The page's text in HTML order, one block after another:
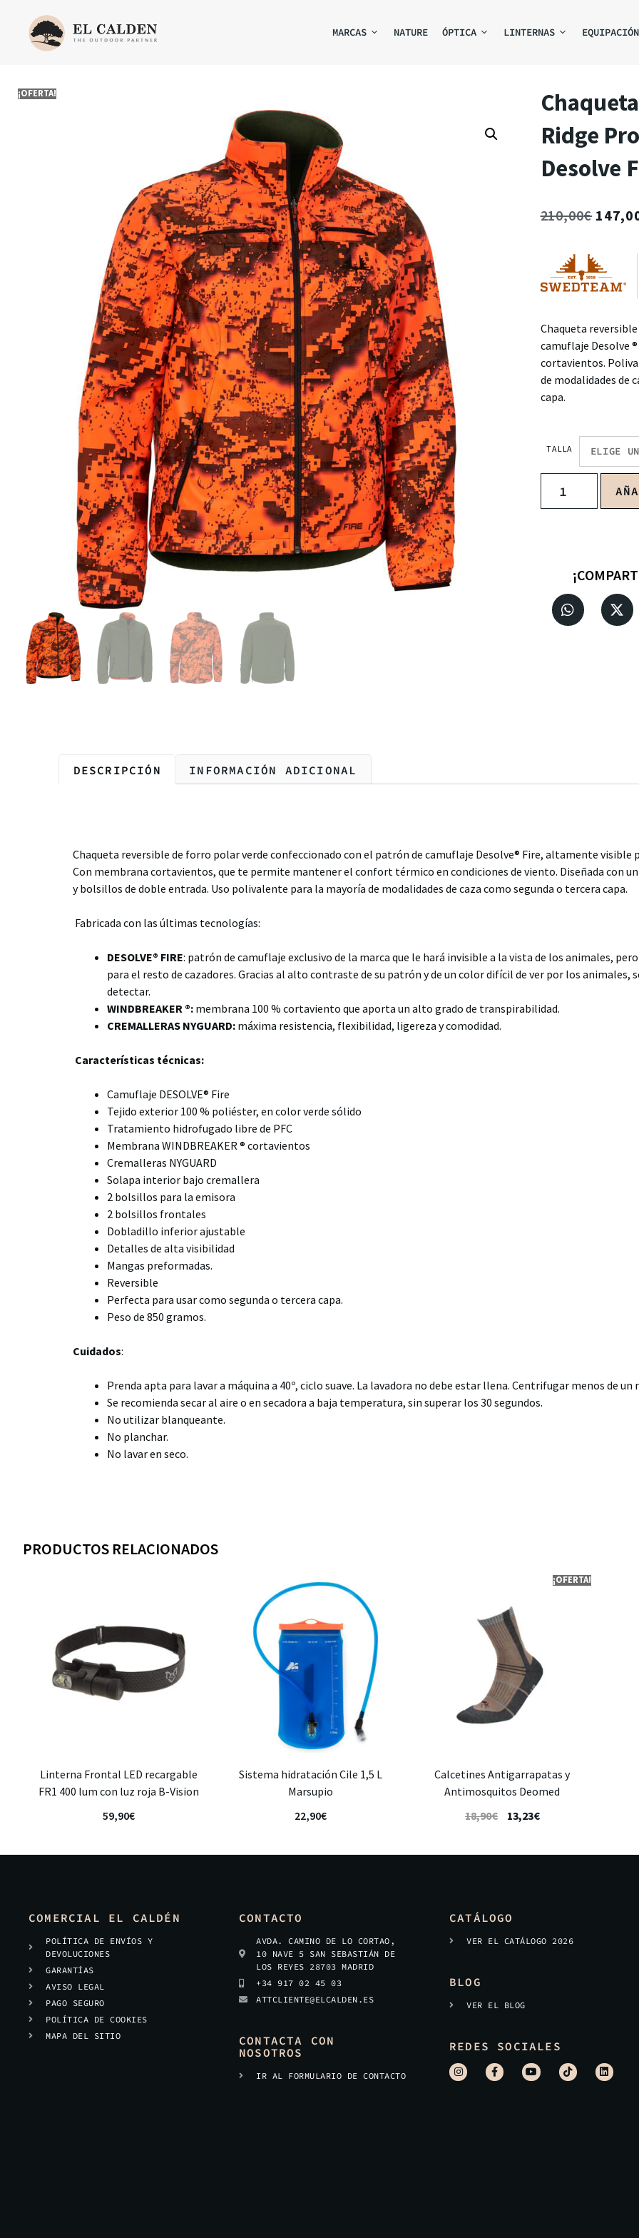
MARCAS NATURE ÓPTICA LINTERNAS EQUIPACIÓN
¡OFERTA!
Ridge
Desolve
210,00€
Chaqueta
camuflaje Desolve
cortavientos.
de modalidades de
capa.
TALLA
DESCRIPCIÓN INFORMACIÓN ADICIONAL
Chaqueta reversible de forro polar verde confeccionado con el patrón de camuflaje Desolve® Fire, altamente visible
Con membrana cortavientos, que te permite mantener el confort térmico en condiciones de viento. Diseñada con
y bolsillos de doble entrada. Uso polivalente para la mayoría de modalidades de caza como segunda o tercera capa.
Fabricada con las últimas tecnologías:
DESOLVE® FIRE: patrón de camuflaje exclusivo de la marca que le hará invisible a la vista de los animales,
para el resto de cazadores. Gracias al alto contraste de su patrón y de un color difícil de ver por los animales,
detectar.
WINDBREAKER ®: membrana 100 % cortavientoque aporta un alto grado de transpirabilidad.
CREMALLERAS NYGUARD: máxima resistencia, flexibilidad, ligereza y comodidad.
Características técnicas:
Camuflaje DESOLVE® Fire
Tejido exterior 100 % poliéster, en color verde sólido
Tratamiento hidrofugado libre de PFC
Membrana WINDBREAKER ® cortavientos
Cremalleras NYGUARD
Solapa interior bajo cremallera
2 bolsillos para la emisora
2 bolsillos frontales
Dobladillo inferior ajustable
Detalles de alta visibilidad
Mangas preformadas.
Reversible
Perfecta para usar como segunda o tercera capa.
Peso de 850 gramos.
Cuidados:
Prenda apta para lavar a máquina a 40º, ciclo suave. La lavadora no debe estar llena. Centrifugar menos de un
Se recomienda secar al aire o en secadora a baja temperatura, sin superar los 30 segundos.
No utilizar blanqueante.
No planchar.
No lavar en seco.
PRODUCTOS RELACIONADOS
Linterna Frontal LED recargable
FR1 400 lum con luz roja B-Vision
59,90€
Sistema hidratación Cile 1,5 L
Marsupio
22,90€
¡OFERTA!
Calcetines Antigarrapatas y
Antimosquitos Deomed
18,90€ 13,23€
COMERCIAL EL CALDÉN
POLÍTICA DE ENVÍOS Y
DEVOLUCIONES
GARANTÍAS
AVISO LEGAL
PAGO SEGURO
POLÍTICA DE COOKIES
MAPA DEL SITIO
CONTACTO
AVDA. CAMINO DE LO CORTAO,
10 NAVE 5 SAN SEBASTIÁN DE
LOS REYES 28703 MADRID
+34 917 02 45 03
ATTCLIENTE@ELCALDEN.ES
CONTACTA CON
NOSOTROS
IR AL FORMULARIO DE CONTACTO
CATÁLOGO
VER EL CATÁLOGO 2026
BLOG
VER EL BLOG
REDES SOCIALES